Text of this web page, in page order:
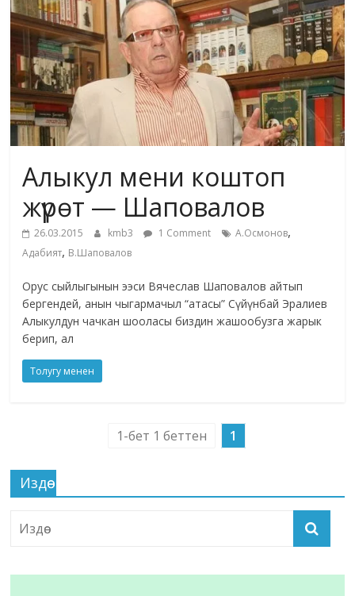
жана
адабияты
Алыкул мени коштоп
жүрөт — Шаповалов
26.03.2015 kmb3 1 Comment А.Осмонов,
Адабият, В.Шаповалов
Орус сыйлыгынын ээси Вячеслав Шаповалов айтып
бергендей, анын чыгармачыл “атасы” Сүйүнбай Эралиев
Алыкулдун чачкан шооласы биздин жашообузга жарык
берип, ал
Толугу менен
1-бет 1 беттен 1
Издөө